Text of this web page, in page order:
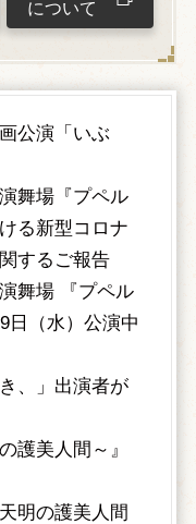
について
公演「いぶ
舞場『プペル
る新型コロナ
するご報告
舞場 『プペル
日（水）公演中
、」出演者が
護美人間～』
明の護美人間